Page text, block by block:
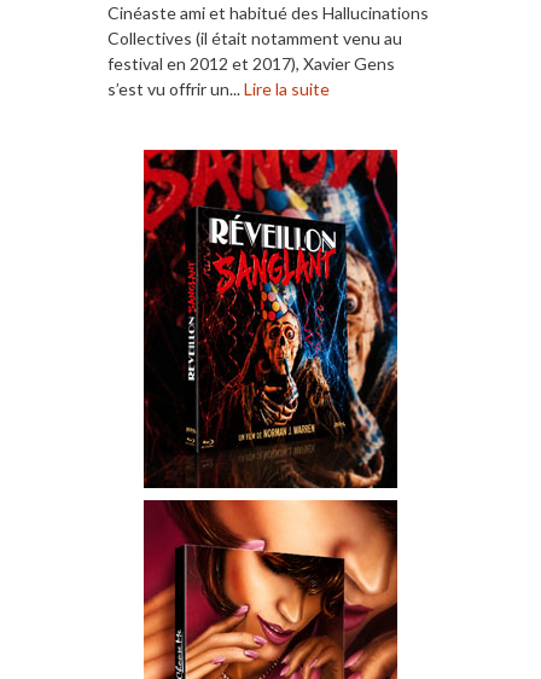
Cinéaste ami et habitué des Hallucinations
Collectives (il était notamment venu au
festival en 2012 et 2017), Xavier Gens
s’est vu offrir un...Lire la suite